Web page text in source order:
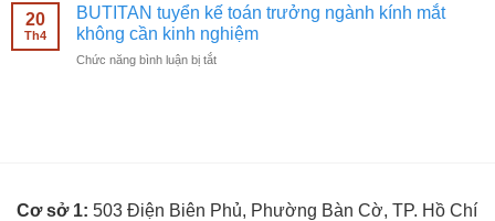
kinh
nghiệm
kính
mắt
không
cần
tuyển
kỹ
thuật
viên
20
Th4
BUTITAN tuyển kế toán trưởng ngành kính mắt
không cần kinh nghiệm
Chức năng bình luận bị tắtở
mắt
Cơ sở 1: 503 Điện Biên Phủ, Phường Bàn Cờ, TP. Hồ Chí